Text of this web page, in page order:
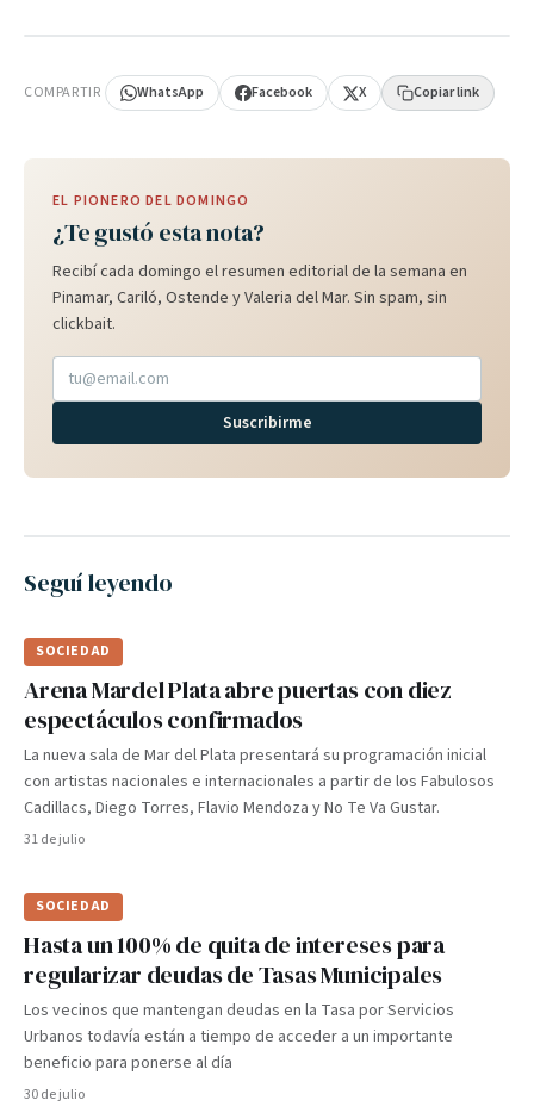
COMPARTIR WhatsApp Facebook X Copiar link
EL PIONERO DEL DOMINGO
¿Te gustó esta nota?
Recibí cada domingo el resumen editorial de la semana en
Pinamar, Cariló, Ostende y Valeria del Mar. Sin spam, sin
clickbait.
Suscribirme
Seguí leyendo
SOCIEDAD
Arena Mardel Plata abre puertas con diez
espectáculos confirmados
La nueva sala de Mar del Plata presentará su programación inicial
con artistas nacionales e internacionales a partir de los Fabulosos
Cadillacs, Diego Torres, Flavio Mendoza y No Te Va Gustar.
31 de julio
SOCIEDAD
Hasta un 100% de quita de intereses para
regularizar deudas de Tasas Municipales
Los vecinos que mantengan deudas en la Tasa por Servicios
Urbanos todavía están a tiempo de acceder a un importante
beneficio para ponerse al día
30 de julio